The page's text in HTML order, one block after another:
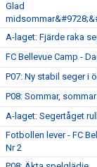
Glad
A-laget: Fjärde raka
FC Bellevue Camp -
P07: Ny stabil seger i
P08: Sommar,
A-laget: Segertåget
Fotbollen lever - FC
Nr 2